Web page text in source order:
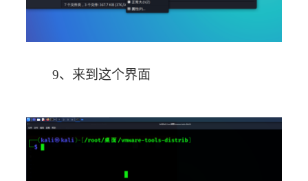
9、来到这个界面